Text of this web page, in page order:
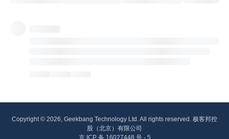
Copyright © 2026, Geekbang Technology Ltd. All rights reserved. 极客邦控
股（北京）有限公司
京 ICP 备 16027448 号 - 5